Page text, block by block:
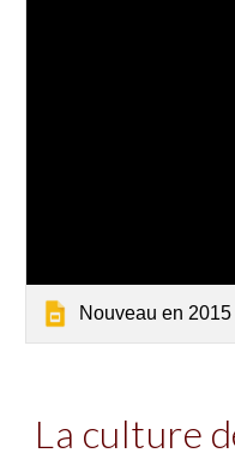
Nouveau en 2015
La culture